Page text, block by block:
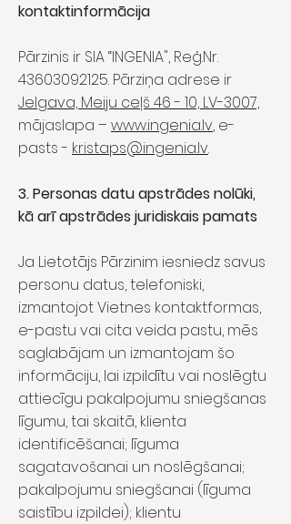
kontaktinformācija
Pārzinis ir SIA “INGENIA", Reģ.Nr.
43603092125. Pārziņa adrese ir
Jelgava, Meiju ceļš 46 - 10, LV-3007,
mājaslapa – www.ingenia.lv, e-
pasts - kristaps@ingenia.lv.
3. Personas datu apstrādes nolūki,
kā arī apstrādes juridiskais pamats
Ja Lietotājs Pārzinim iesniedz savus
personu datus, telefoniski,
izmantojot Vietnes kontaktformas,
e-pastu vai cita veida pastu, mēs
saglabājam un izmantojam šo
informāciju, lai izpildītu vai noslēgtu
attiecīgu pakalpojumu sniegšanas
līgumu, tai skaitā, klienta
identificēšanai; līguma
sagatavošanai un noslēgšanai;
pakalpojumu sniegšanai (līguma
saistību izpildei); klientu